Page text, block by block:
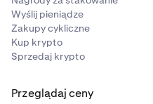
Wyślij pieniądze
Zakupy cykliczne
Kup krypto
Sprzedaj krypto
Przeglądaj ceny